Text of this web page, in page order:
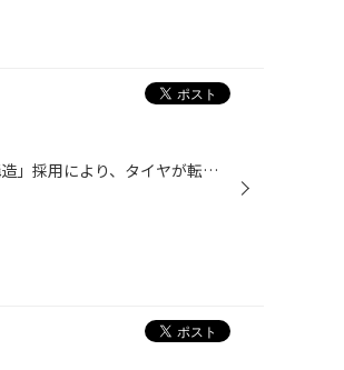
ハイレベルな低燃費性能を実現。 「エコテクノロジー構造」採用により、タイヤが転がるときに発生するエネルギーロスを低減し、ウェット性能やライフ性能と両立した高い低燃費性能を実現。 偏摩耗を抑制する軽・コンパクト専用パタンとブリヂストン独自技術のULTIMATアルティメット EYEアイ™ により...